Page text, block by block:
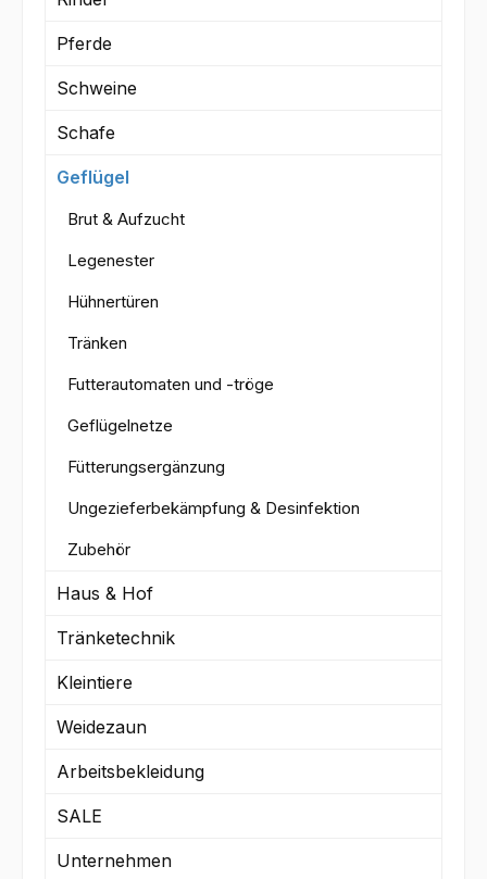
Pferde
Schweine
Schafe
Geflügel
Brut & Aufzucht
Legenester
Hühnertüren
Tränken
Futterautomaten und -tröge
Geflügelnetze
Fütterungsergänzung
Ungezieferbekämpfung & Desinfektion
Zubehör
Haus & Hof
Tränketechnik
Kleintiere
Weidezaun
Arbeitsbekleidung
SALE
Unternehmen